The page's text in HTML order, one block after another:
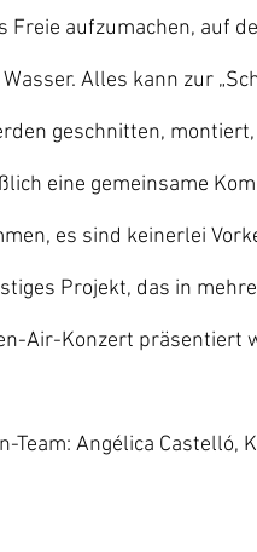
Freie aufzumachen, auf
Alles kann zur
geschnitten,
eine gemeinsame
es sind keinerlei
Projekt, das in
Air-Konzert präsentiert
Team: Angélica Castelló,